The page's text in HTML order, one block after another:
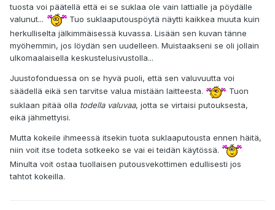
tuosta voi päätellä että ei se suklaa ole vain lattialle ja pöydälle
valunut...
Tuo suklaaputouspöytä näytti kaikkea muuta kuin
herkulliselta jälkimmäisessä kuvassa. Lisään sen kuvan tänne
myöhemmin, jos löydän sen uudelleen. Muistaakseni se oli jollain
ulkomaalaisella keskustelusivustolla...
Juustofonduessa on se hyvä puoli, että sen valuvuutta voi
säädellä eikä sen tarvitse valua mistään laitteesta.
Tuon
suklaan pitää olla todella valuvaa, jotta se virtaisi putouksesta,
eikä jähmettyisi.
Mutta kokeile ihmeessä itsekin tuota suklaaputousta ennen häitä,
niin voit itse todeta sotkeeko se vai ei teidän käytössä.
Minulta voit ostaa tuollaisen putousvekottimen edullisesti jos
tahtot kokeilla.